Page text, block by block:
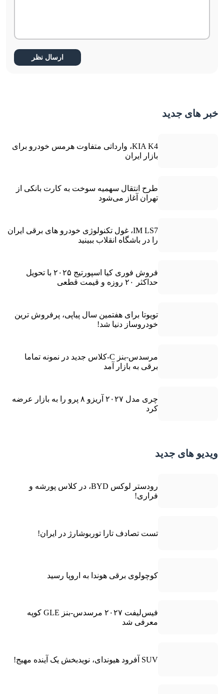
خبر های جدید
KIA K4، وارداتی متفاوت هرمس خودرو برای
بازار ایران
طرح انتقال سهمیه سوخت به کارت بانکی از
تهران آغاز می‌شود
IM LS7، غول تکنولوژی خودرو های برقی ایران
را در باشگاه انقلاب ببینید
فروش فوری کیا اسپورتیج ۲۰۲۵ با تحویل
حداکثر ۲۰ روزه و قیمت قطعی
تویوتا برای هفتمین سال پیاپی، پرفروش ترین
خودروساز دنیا شد!
مرسدس-بنز C-کلاس جدید در نمونه تماما
برقی به بازار آمد
چری مدل ۲۰۲۷ آریزو ۸ پرو را به بازار عرضه
کرد
ویدیو های جدید
رودستر لوکس BYD، در کلاس پورشه و
فراری!
تست تصادف تارا توربوشارژ در ایران!
کوچولوی برقی هوندا به اروپا رسید
فیس‌لیفت ۲۰۲۷ مرسدس-بنز GLE کوپه
معرفی شد
SUV آفرود هیوندای، نویدبخش یک آینده مهیج!